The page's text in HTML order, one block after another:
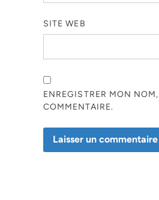
SITE WEB
ENREGISTRER MON
COMMENTAIRE.